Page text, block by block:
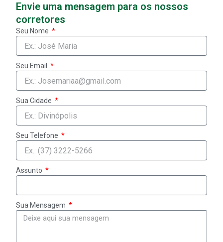
Envie uma mensagem para os nossos
corretores
Seu Nome
Seu Email
Sua Cidade
Seu Telefone
Assunto
Sua Mensagem